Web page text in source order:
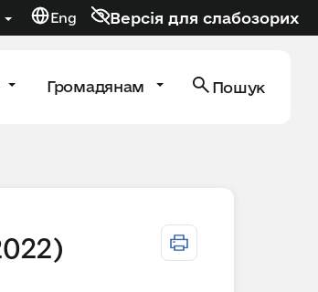
Eng Версія для слабозорих
Громадянам Пошук